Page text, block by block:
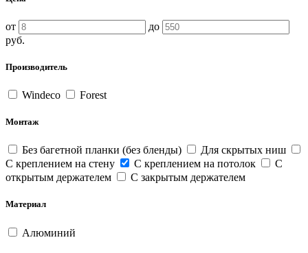
от
до
руб.
Производитель
Windeco Forest
Монтаж
Без багетной планки (без бленды)
Для скрытых ниш
С креплением на стену
С креплением на потолок
С
открытым держателем
С закрытым держателем
Материал
Алюминий